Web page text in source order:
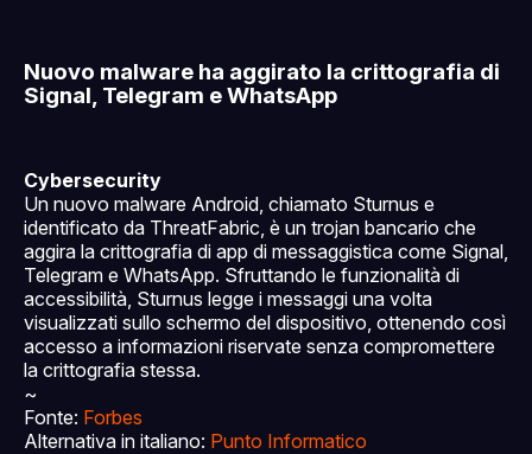
Nuovo malware ha aggirato la crittografia di
Signal, Telegram e WhatsApp
Cybersecurity
Un nuovo malware Android, chiamato Sturnus e
identificato da ThreatFabric, è un trojan bancario che
aggira la crittografia di app di messaggistica come Signal,
Telegram e WhatsApp. Sfruttando le funzionalità di
accessibilità, Sturnus legge i messaggi una volta
visualizzati sullo schermo del dispositivo, ottenendo così
accesso a informazioni riservate senza compromettere
la crittografia stessa.
~
Fonte: Forbes
Alternativa in italiano: Punto Informatico